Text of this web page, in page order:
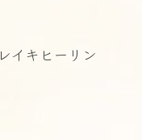
レイキヒーリン